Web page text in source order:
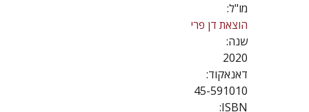
מו"ל:
הוצאת דן פרי
שנה:
2020
דאנאקוד:
45-591010
ISBN: